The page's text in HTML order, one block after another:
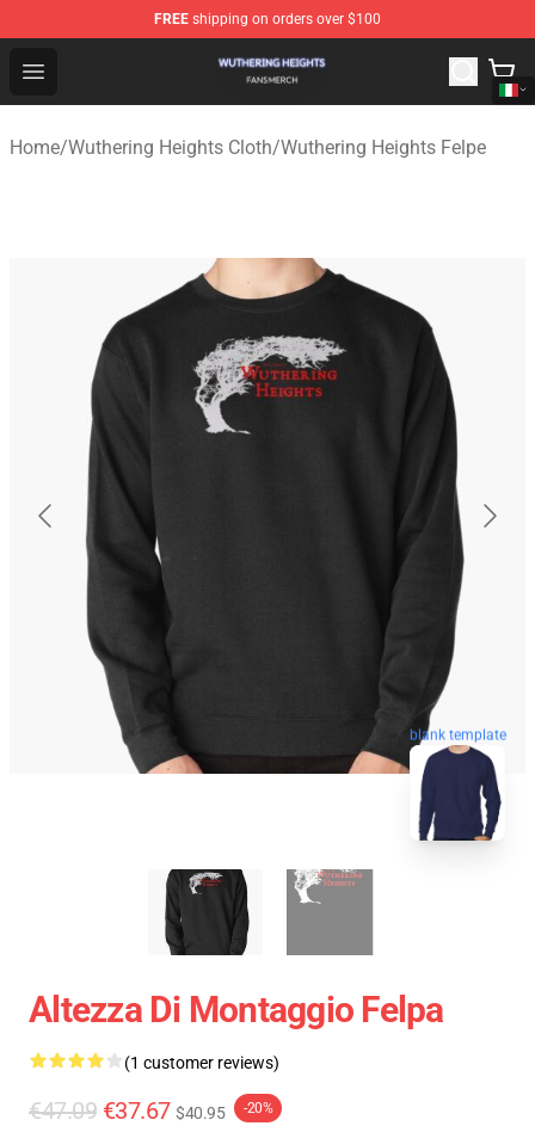
FREE shipping on orders over $100
Open menu
Wuthering Heights Shop - Official Wuthering Heights
Home/Wuthering Heights Cloth/Wuthering Heights Felpe
blank template
Altezza Di Montaggio Felpa
(1 customer reviews)
€47.09 €37.67 $40.95 -20%